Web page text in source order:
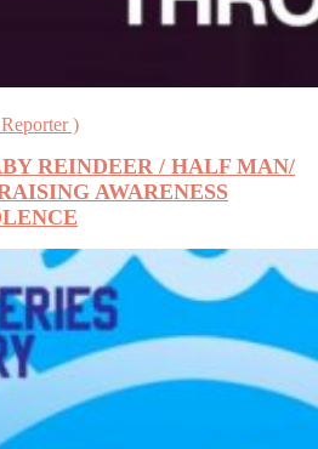
)
REINDEER / HALF MAN/
AWARENESS